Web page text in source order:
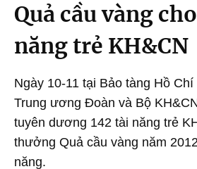
Quả cầu vàng
năng trẻ KH&CN
Ngày 10-11 tại Bảo tàng Hồ
Trung ương Đoàn và Bộ
tuyên dương 142 tài năng trẻ
thưởng Quả cầu vàng năm
năng.